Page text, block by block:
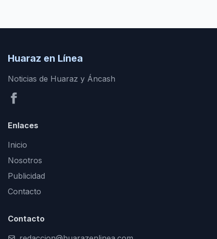
Huaraz en Línea
Noticias de Huaraz y Áncash
Enlaces
Inicio
Nosotros
Publicidad
Contacto
Contacto